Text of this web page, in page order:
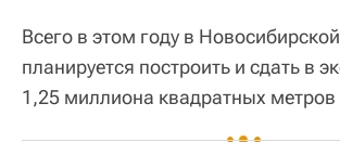
Всего в этом году в
планируется построить и сдать в
1,25 миллиона квадратных